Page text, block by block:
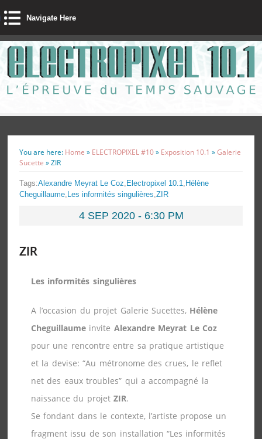
Navigate Here
You are here: Home » ELECTROPIXEL #10» Exposition 10.1 »Galerie
Sucette »ZIR
Tags:Alexandre Meyrat Le Coz, Electropixel 10.1, Hélène
Cheguillaume, Les informités singulières,ZIR
4 SEP 2020 - 6:30 PM
ZIR
Les informités singulières
A l’occasion du projet Galerie Sucettes, Hélène
Cheguillaume invite Alexandre Meyrat Le Coz
pour une rencontre entre sa pratique artistique
et la devise: “Au métronome des crues, le reflet
net des eaux troubles” qui a accompagné la
naissance du projetZIR.
Se fondant dans le contexte, l’artiste propose un
fragment issu de son installation “Les informités